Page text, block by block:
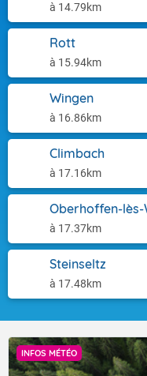
à 14.79km
Rott
à 15.94km
Wingen
à 16.86km
Climbach
à 17.16km
Oberhoffen-
à 17.37km
Steinseltz
à 17.48km
INFOS MÉTÉO